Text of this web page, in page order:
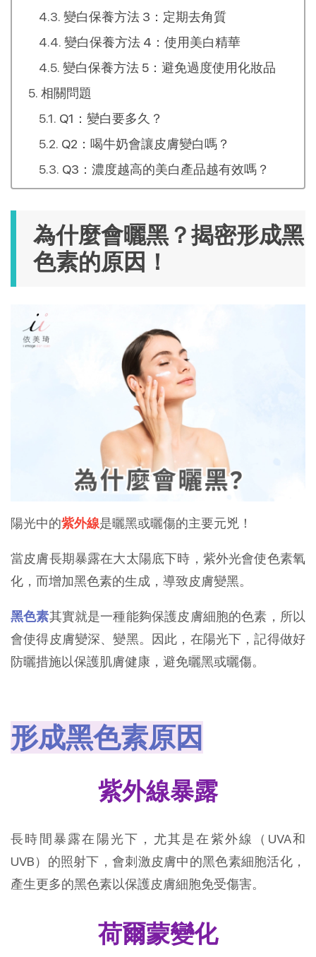
變白保養方法 3：定期去角質
變白保養方法 4：使用美白精華
變白保養方法 5：避免過度使用化妝品
相關問題
Q1：變白要多久？
Q2：喝牛奶會讓皮膚變白嗎？
Q3：濃度越高的美白產品越有效嗎？
為什麼會曬黑？揭密形成黑
色素的原因！
陽光中的紫外線是曬黑或曬傷的主要元兇！
當皮膚長期暴露在大太陽底下時，紫外光會使色素氧
化，而增加黑色素的生成，導致皮膚變黑。
黑色素其實就是一種能夠保護皮膚細胞的色素，所以
會使得皮膚變深、變黑。因此，在陽光下，記得做好
防曬措施以保護肌膚健康，避免曬黑或曬傷。
形成黑色素原因
紫外線暴露
長時間暴露在陽光下，尤其是在紫外線（UVA和
UVB）的照射下，會刺激皮膚中的黑色素細胞活化，
產生更多的黑色素以保護皮膚細胞免受傷害。
荷爾蒙變化